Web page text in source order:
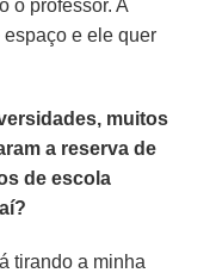
o professor. A
e ele quer
muitos
a reserva de
de escola
tirando a minha